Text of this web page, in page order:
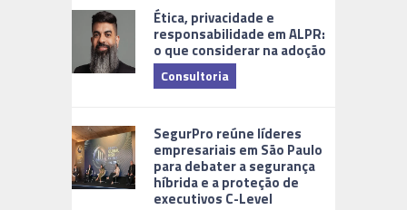
Ética, privacidade e
responsabilidade em ALPR:
o que considerar na adoção
Consultoria
SegurPro reúne líderes
empresariais em São Paulo
para debater a segurança
híbrida e a proteção de
executivos C-Level